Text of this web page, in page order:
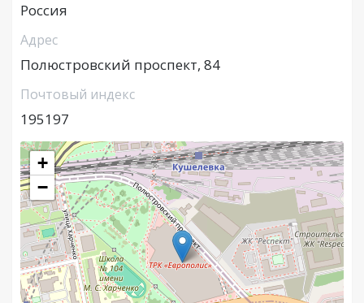
Россия
Адрес
Полюстровский проспект, 84
Почтовый индекс
195197
+
−